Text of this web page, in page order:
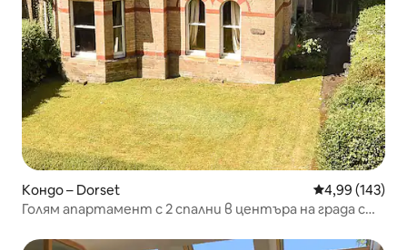
Кондо – Dorset Средна
4,99 (143)
Голям апартамент с 2 спални в центъра на града с